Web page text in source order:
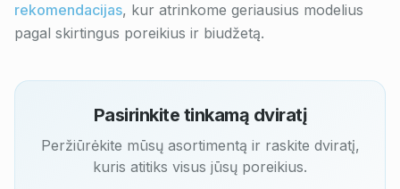
rekomendacijas, kur atrinkome geriausius modelius
pagal skirtingus poreikius ir biudžetą.
Pasirinkite tinkamą dviratį
Peržiūrėkite mūsų asortimentą ir raskite dviratį,
kuris atitiks visus jūsų poreikius.